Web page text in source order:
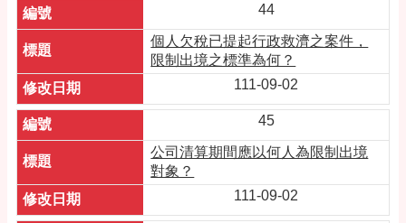
44
個人欠稅已提起行政救濟之案件，
限制出境之標準為何？
111-09-02
45
公司清算期間應以何人為限制出境
對象？
111-09-02